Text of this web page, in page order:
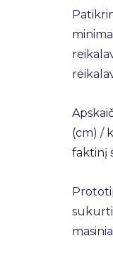
(cm) /
faktinį
sukurti